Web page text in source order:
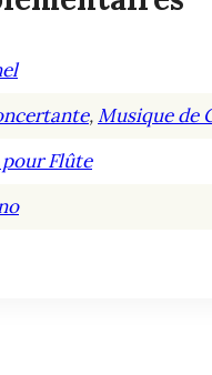
,Musique de
Flûte